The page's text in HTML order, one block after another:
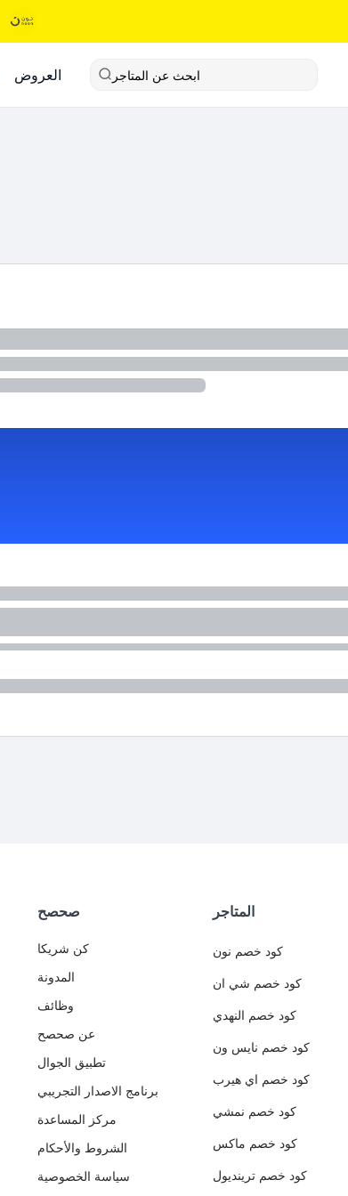
العروض ابحث عن المتاجر
صحصح
كن شريكا
المدونة
وظائف
عن صحصح
تطبيق الجوال
برنامج الاصدار التجريبي
مركز المساعدة
الشروط والأحكام
سياسة الخصوصية
المتاجر
كود خصم نون
كود خصم شي ان
كود خصم النهدي
كود خصم نايس ون
كود خصم اي هيرب
كود خصم نمشي
كود خصم ماكس
كود خصم ترينديول